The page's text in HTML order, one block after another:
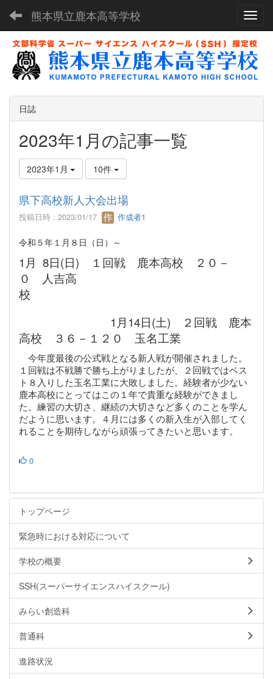
熊本県立鹿本高等学校
日誌
2023年1月の記事一覧
2023年1月 10件
県下高校新人大会出場
投稿日時 : 2023/01/17 作成者1
令和５年１月８日（日）～
1月 8日(日) １回戦 鹿本高校 ２０－
０ 人吉高
校
1月14日(土) ２回戦 鹿本
高校 ３６－１２０ 玉名工業
今年度最後の公式戦となる新人戦が開催されました。
１回戦は不戦勝で勝ち上がりましたが、２回戦ではベス
ト８入りした玉名工業に大敗しました。経験者が少ない
鹿本高校にとってはこの１年で貴重な経験ができまし
た。練習の大切さ、継続の大切さなど多くのことを学ん
だように思います。４月には多くの新入生が入部してく
れることを期待しながら頑張ってきたいと思います。
0
トップページ
緊急時における対応について
学校の概要
SSH(スーパーサイエンスハイスクール)
みらい創造科
普通科
進路状況